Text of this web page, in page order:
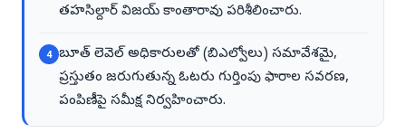
తహసిల్దార్ విజయ్ కాంతారావు పరిశీలించారు.
4
బూత్ లెవెల్ అధికారులతో (బిఎల్వోలు) సమావేశమై,
ప్రస్తుతం జరుగుతున్న ఓటరు గుర్తింపు ఫారాల సవరణ,
పంపిణీపై సమీక్ష నిర్వహించారు.